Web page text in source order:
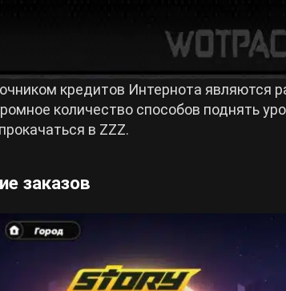
кредитов Интернота являются
количество способов поднять
в ZZZ.
заказов